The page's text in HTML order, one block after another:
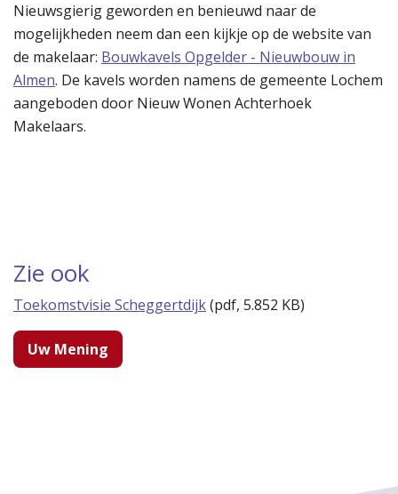
Nieuwsgierig geworden en benieuwd naar de
mogelijkheden neem dan een kijkje op de website van
de makelaar: Bouwkavels Opgelder - Nieuwbouw in
Almen. De kavels worden namens de gemeente Lochem
aangeboden door Nieuw Wonen Achterhoek
Makelaars.
Zie ook
Toekomstvisie Scheggertdijk(pdf, 5.852 KB)
Uw Mening